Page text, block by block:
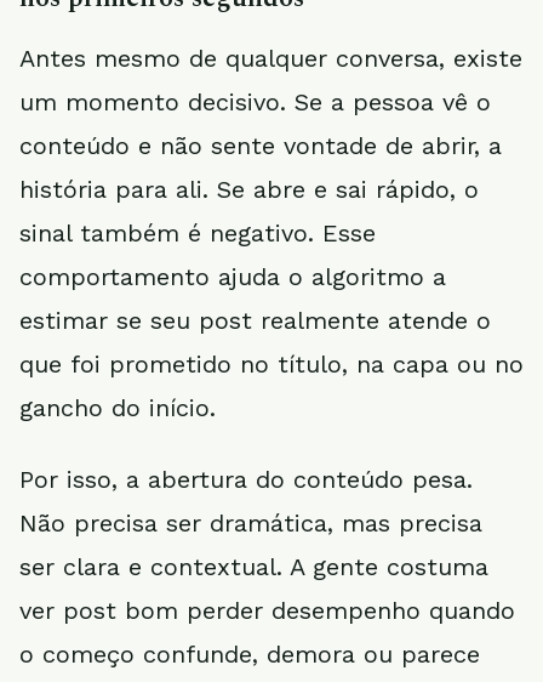
Antes mesmo de qualquer conversa, existe
um momento decisivo. Se a pessoa vê o
conteúdo e não sente vontade de abrir, a
história para ali. Se abre e sai rápido, o
sinal também é negativo. Esse
comportamento ajuda o algoritmo a
estimar se seu post realmente atende o
que foi prometido no título, na capa ou no
gancho do início.
Por isso, a abertura do conteúdo pesa.
Não precisa ser dramática, mas precisa
ser clara e contextual. A gente costuma
ver post bom perder desempenho quando
o começo confunde, demora ou parece